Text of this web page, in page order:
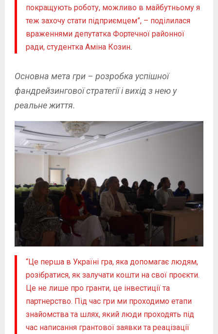
покращують роботу, можливо в майбутньому я
теж захочу стати підприємцем”, – поділилася
враженнями депутатка Фортечної районної
ради, студентка Аміна Козин.
Основна мета гри – розробка успішної
фандрейзинговоїстратегії і вихід з нею у
реальне життя.
“Це перша в Україні гра, яка допомагає людям,
розібратися, як залучати кошти на свої проєкти.
Це не лише про гранти, це інвестиції та
партнерство. Під час гри ми проходимо етапи
знайомства та шлях, який люди проходять під
час написання грантової заявки та реацізації